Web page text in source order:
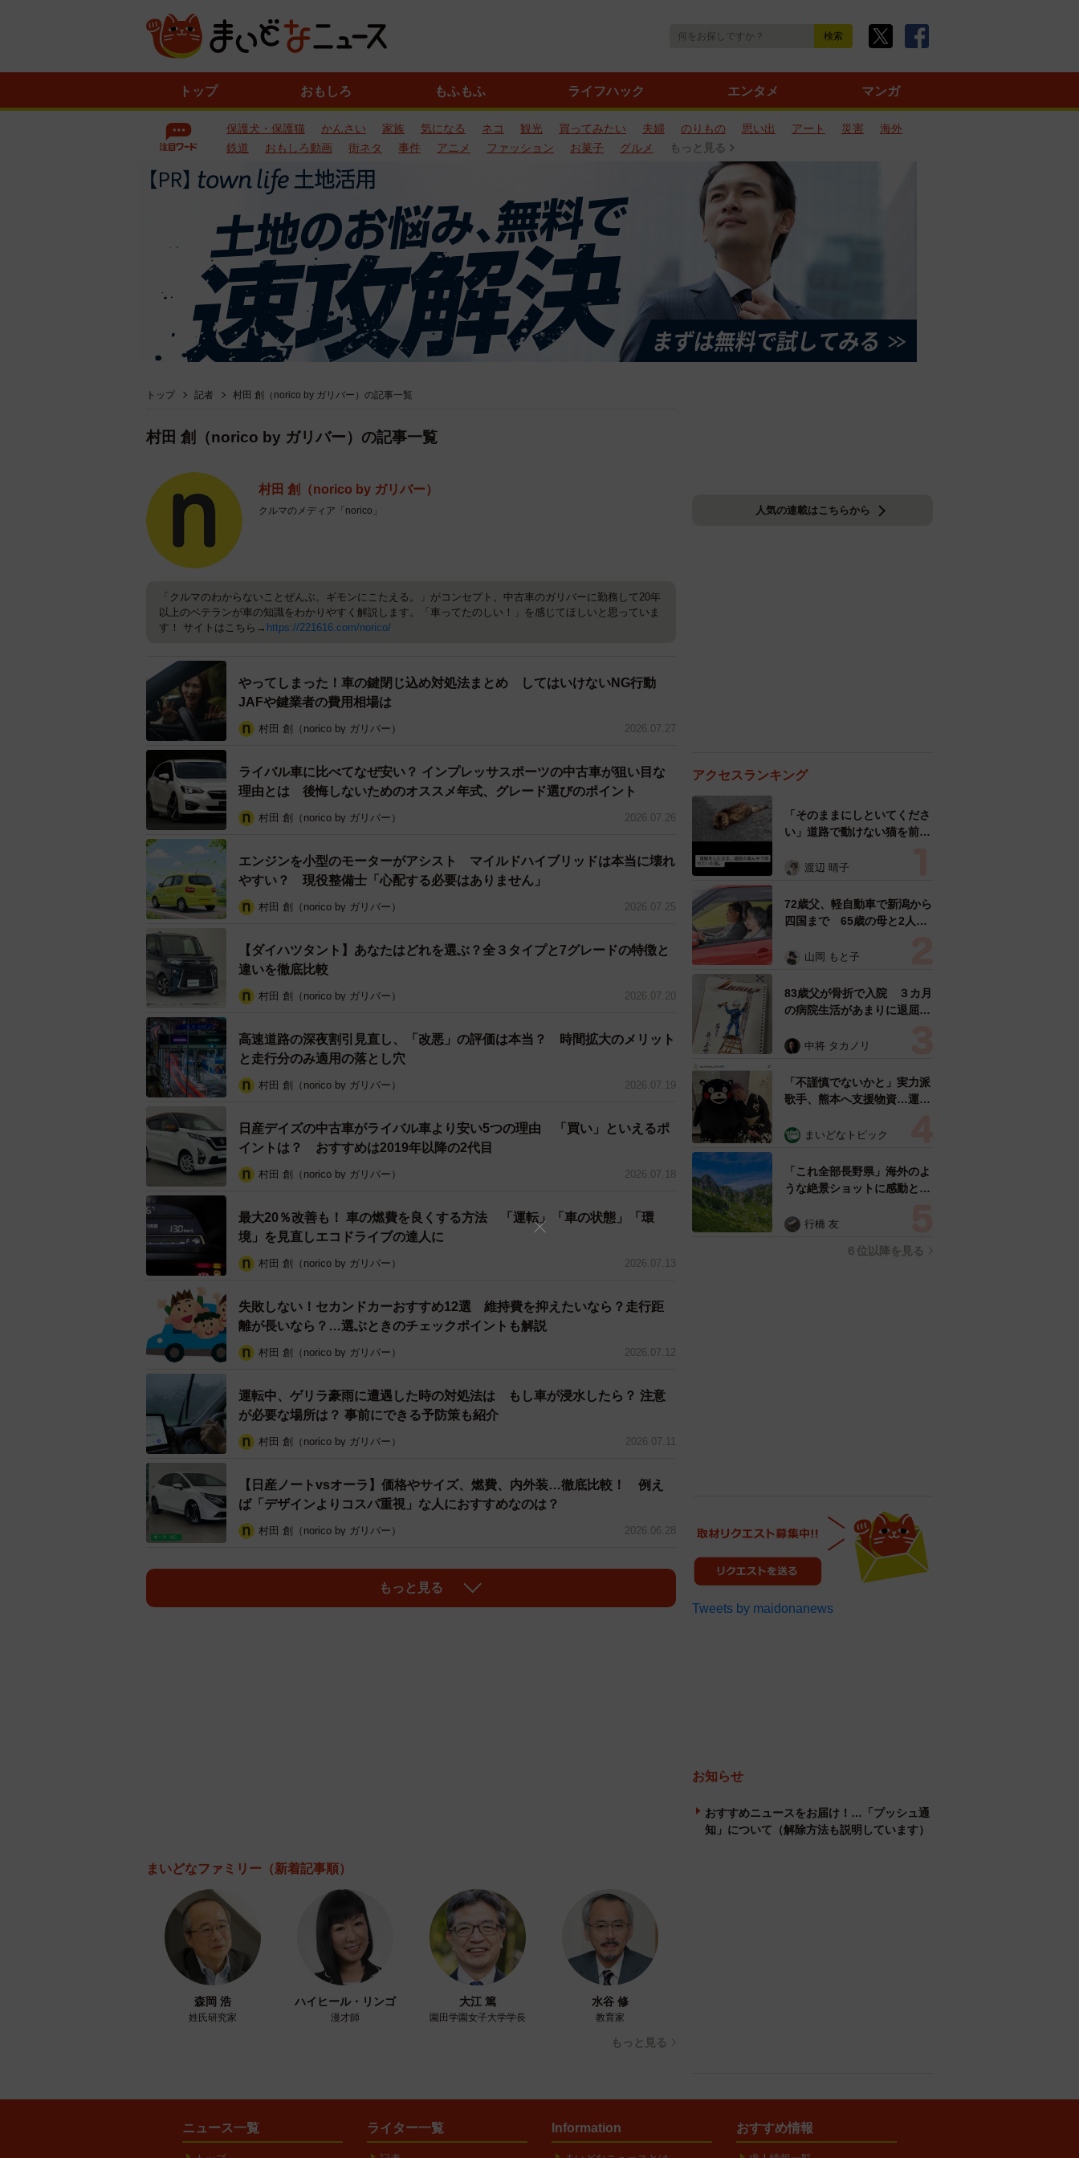
トップ おもしろ もふもふ ライフハック エンタメ マンガ
保護犬・保護猫 かんさい 家族 気になる ネコ 観光 買ってみたい 夫婦 のりもの 思い出 アート 災害
海外
鉄道
おもしろ動画 街ネタ 事件 アニメ ファッション お菓子 グルメ もっと見る
トップ 記者 村田 創（norico by ガリバー）の記事一覧
村田 創（norico by ガリバー）の記事一覧
村田 創（norico by ガリバー）
クルマのメディア「norico」
「クルマのわからないことぜんぶ。ギモンにこたえる。」がコンセプト。中古車のガリバーに勤務して20年
以上のベテランが車の知識をわかりやすく解説します。「車ってたのしい！」を感じてほしいと思っていま
す！ サイトはこちら→ https://221616.com/norico/
やってしまった！車の鍵閉じ込め対処法まとめ してはいけないNG行動
JAFや鍵業者の費用相場は
村田 創（norico by ガリバー） 2026.07.27
ライバル車に比べてなぜ安い？ インプレッサスポーツの中古車が狙い目な
理由とは 後悔しないためのオススメ年式、グレード選びのポイント
村田 創（norico by ガリバー） 2026.07.26
エンジンを小型のモーターがアシスト マイルドハイブリッドは本当に壊れ
やすい？ 現役整備士「心配する必要はありません」
村田 創（norico by ガリバー） 2026.07.25
【ダイハツタント】あなたはどれを選ぶ？全３タイプと7グレードの特徴と
違いを徹底比較
村田 創（norico by ガリバー） 2026.07.20
高速道路の深夜割引見直し、「改悪」の評価は本当？ 時間拡大のメリット
と走行分のみ適用の落とし穴
村田 創（norico by ガリバー） 2026.07.19
日産デイズの中古車がライバル車より安い5つの理由 「買い」といえるポ
イントは？ おすすめは2019年以降の2代目
村田 創（norico by ガリバー） 2026.07.18
最大20％改善も！ 車の燃費を良くする方法 「運転」「車の状態」「環
境」を見直しエコドライブの達人に
村田 創（norico by ガリバー） 2026.07.13
失敗しない！セカンドカーおすすめ12選 維持費を抑えたいなら？走行距
離が長いなら？…選ぶときのチェックポイントも解説
村田 創（norico by ガリバー） 2026.07.12
運転中、ゲリラ豪雨に遭遇した時の対処法は もし車が浸水したら？ 注意
が必要な場所は？ 事前にできる予防策も紹介
村田 創（norico by ガリバー） 2026.07.11
【日産ノートvsオーラ】価格やサイズ、燃費、内外装…徹底比較！ 例え
ば「デザインよりコスパ重視」な人におすすめなのは？
村田 創（norico by ガリバー） 2026.06.28
もっと見る
まいどなファミリー （新着記事順）
森岡 浩
姓氏研究家
ハイヒール・リンゴ
漫才師
大江 篤
園田学園女子大学学長
水谷 修
教育家
もっと見る
人気の連載はこちらから
アクセスランキング
「そのままにしといてくださ
い」道路で動けない猫を前に
ようとした4日間 「命の重
表の訴え
渡辺 晴子
72歳父、軽自動車で新潟から
四国まで 65歳の母と2人で
憩まで分刻み… 「大学生で
山岡 もと子
83歳父が骨折で入院 ３カ月
の病院生活があまりに退屈で
い！」→スケッチブックを見
すよ…」
中将 タカノリ
「不謹慎でないかと」実力派
歌手、熊本へ支援物資…運搬
めらい 「痛いほど伝わる」
まいどなトピック
「これ全部長野県」海外のよ
うな絶景ショットに感動と反
ったんだって気づいた」
行橋 友
６位以降を見る
Tweets by maidonanews
お知らせ
おすすめニュースをお届け！…「プッシュ通
知」について（解除方法も説明しています）
ニュース一覧 ライター一覧 Information おすすめ情報